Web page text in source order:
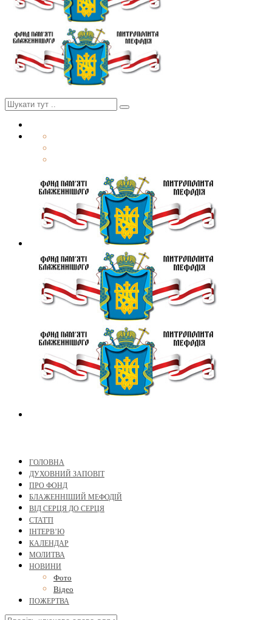
ГОЛОВНА
ДУХОВНИЙ ЗАПОВІТ
ПРО ФОНД
БЛАЖЕННІШИЙ МЕФОДІЙ
ВІД СЕРЦЯ ДО СЕРЦЯ
СТАТТІ
ІНТЕРВ’Ю
КАЛЕНДАР
МОЛИТВА
НОВИНИ
Фото
Відео
ПОЖЕРТВА